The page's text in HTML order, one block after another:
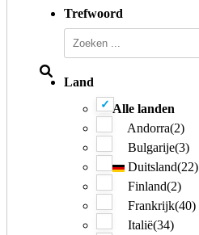
Trefwoord
Land
Alle landen
Andorra(2)
Bulgarije(3)
Duitsland(22)
Finland(2)
Frankrijk(40)
Italië(34)